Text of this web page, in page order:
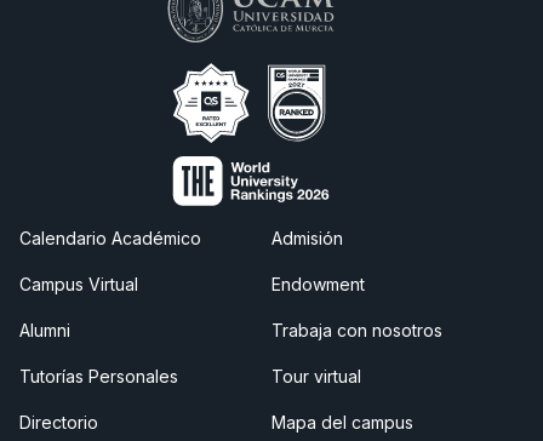
Calendario Académico
Campus Virtual
Alumni
Tutorías Personales
Directorio
Admisión
Endowment
Trabaja con nosotros
Tour virtual
Mapa del campus